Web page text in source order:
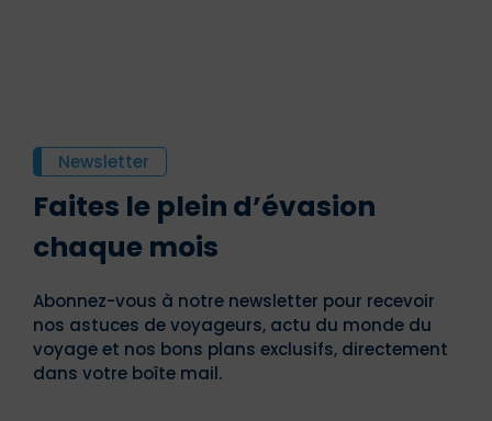
Newsletter
Faites le plein d’évasion
chaque mois
Abonnez-vous à notre newsletter pour recevoir
nos astuces de voyageurs, actu du monde du
voyage et nos bons plans exclusifs, directement
dans votre boîte mail.